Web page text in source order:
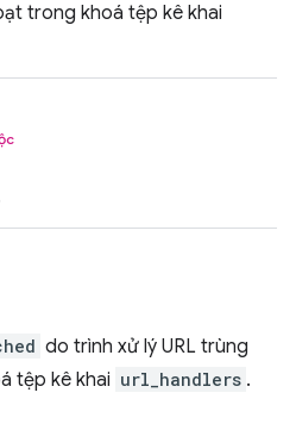
trong khoá tệp kê khai
do trình xử lý URL trùng
tệp kê khai url_handlers .